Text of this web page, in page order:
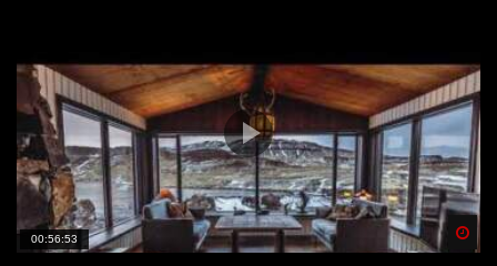
00:56:53